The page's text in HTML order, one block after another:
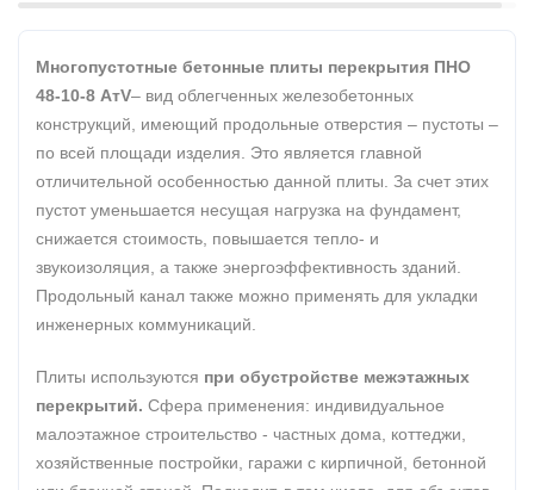
Многопустотные бетонные плиты перекрытия ПНО
48-10-8 АтV– вид облегченных железобетонных
конструкций, имеющий продольные отверстия – пустоты –
по всей площади изделия. Это является главной
отличительной особенностью данной плиты. За счет этих
пустот уменьшается несущая нагрузка на фундамент,
снижается стоимость, повышается тепло- и
звукоизоляция, а также энергоэффективность зданий.
Продольный канал также можно применять для укладки
инженерных коммуникаций.
Плиты используются при обустройстве межэтажных
перекрытий. Сфера применения: индивидуальное
малоэтажное строительство - частных дома, коттеджи,
хозяйственные постройки, гаражи с кирпичной, бетонной